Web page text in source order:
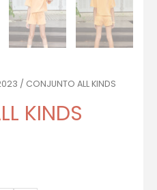
/ CONJUNTO ALL KINDS
KINDS